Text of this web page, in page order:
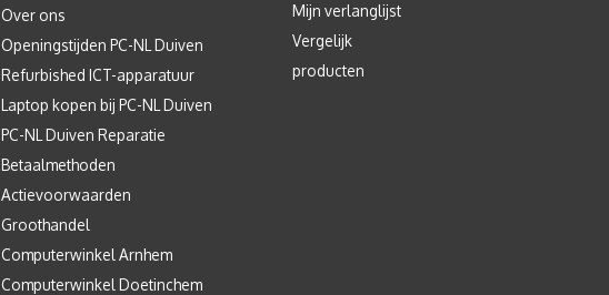
Over ons
Openingstijden PC-NL Duiven
Refurbished ICT-apparatuur
Laptop kopen bij PC-NL Duiven
PC-NL Duiven Reparatie
Betaalmethoden
Actievoorwaarden
Groothandel
Computerwinkel Arnhem
Computerwinkel Doetinchem
Mijn verlanglijst
Vergelijk
producten